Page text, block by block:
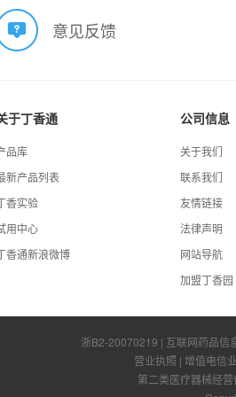
意见反馈
于丁香通
品库
新产品列表
香实验
用中心
香通新浪微博
公司信息
关于我们
联系我们
友情链接
法律声明
网站导航
加盟丁香园
浙B2-20070219 | 互联网药品信
营业执照 | 增值电信
第二类医疗器械经